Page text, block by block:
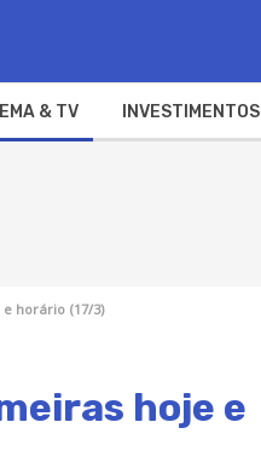
& TV INVESTIMENTOS
horário (17/3)
hoje e